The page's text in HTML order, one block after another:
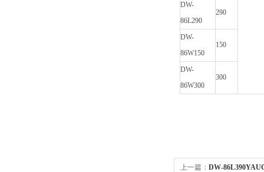
DW-
86L290
290
DW-
86W150
150
DW-
86W300
300
上一篇： DW-